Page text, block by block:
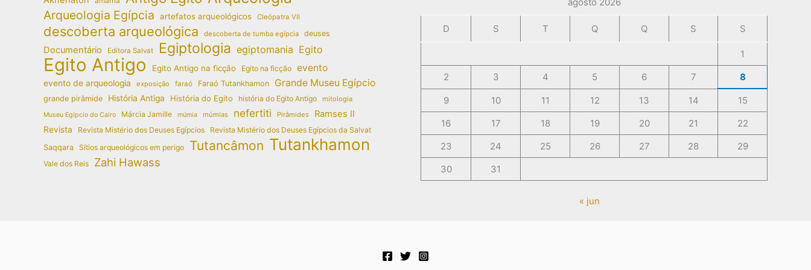
Arqueologia Egípcia artefatos arqueológicos Cleópatra VII
descoberta arqueológica descoberta de tumba egípcia deuses
Documentário Editora Salvat Egiptologia egiptomania Egito
Egito Antigo Egito Antigo na ficção Egito na ficção evento
evento de arqueologia exposição faraó Faraó Tutankhamon Grande Museu Egípcio
grande pirâmide História Antiga História do Egito história do Egito Antigo mitologia
Museu Egípcio do Cairo Márcia Jamille múmia múmias nefertiti Pirâmides Ramses II
Revista Revista Mistério dos Deuses Egípcios
Revista Mistério dos Deuses Egípcios da Salvat
Saqqara Sítios arqueológicos em perigo Tutancâmon Tutankhamon
Vale dos Reis Zahi Hawass
D S T Q Q S S
1
2
3 4 5 6 7 8
9 10 11 12 13 14
15
16
17 18 19 20 21
22
23
24 25 26 27 28
29
30
31
« jun